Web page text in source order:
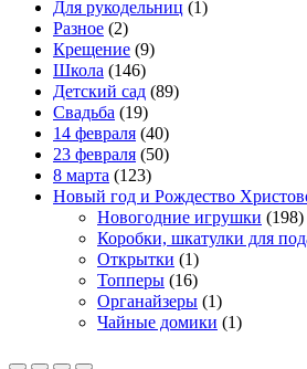
Для рукодельниц (1)
Разное (2)
Крещение (9)
Школа (146)
Детский сад (89)
Свадьба (19)
14 февраля (40)
23 февраля (50)
8 марта (123)
Новый год и Рождество
Новогодние игрушки (198)
Коробки, шкатулки для
Открытки (1)
Топперы (16)
Органайзеры (1)
Чайные домики (1)